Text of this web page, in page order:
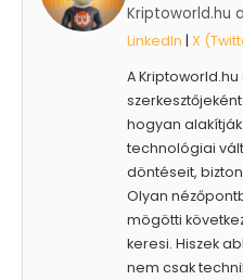
Kriptoworld.hu
LinkedIn | X
A
hogyan
technológiai
döntéseit,
Olyan
mögötti
keresi. Hiszek
nem csak